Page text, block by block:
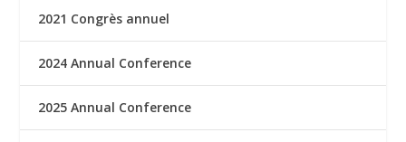
2021 Congrès annuel
2024 Annual Conference
2025 Annual Conference